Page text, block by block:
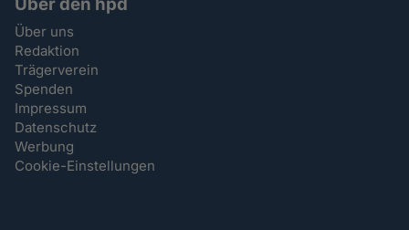
Über uns
Redaktion
Trägerverein
Spenden
Impressum
Datenschutz
Werbung
Cookie-Einstellungen